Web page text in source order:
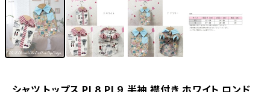
シャツ トップス PL8 PL9 半袖 襟付き ホワイト ロンド